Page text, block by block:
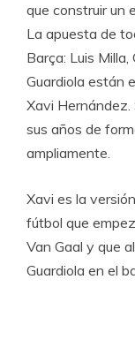
que construir un
La apuesta de
Barça: Luis
Guardiola están
Xavi Hernández.
sus años de
ampliamente.
Xavi es la
fútbol que
Van Gaal y que
Guardiola en el